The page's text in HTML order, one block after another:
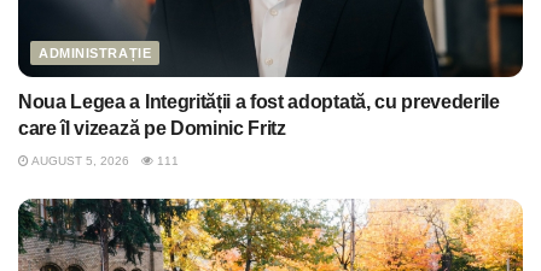
ADMINISTRAȚIE
Noua Legea a Integrității a fost adoptată, cu prevederile
care îl vizează pe Dominic Fritz
AUGUST 5, 2026 111